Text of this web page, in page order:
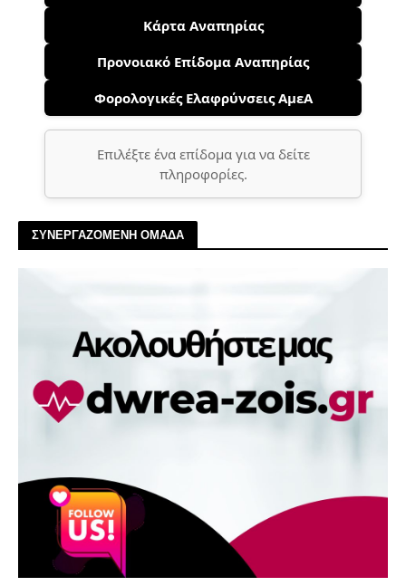
Κάρτα Αναπηρίας
Προνοιακό Επίδομα Αναπηρίας
Φορολογικές Ελαφρύνσεις ΑμεΑ
Επιλέξτε ένα επίδομα για να δείτε
πληροφορίες.
ΣΥΝΕΡΓΑΖΟΜΕΝΗ ΟΜΑΔΑ